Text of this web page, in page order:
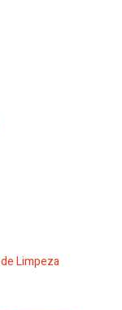
Limpeza